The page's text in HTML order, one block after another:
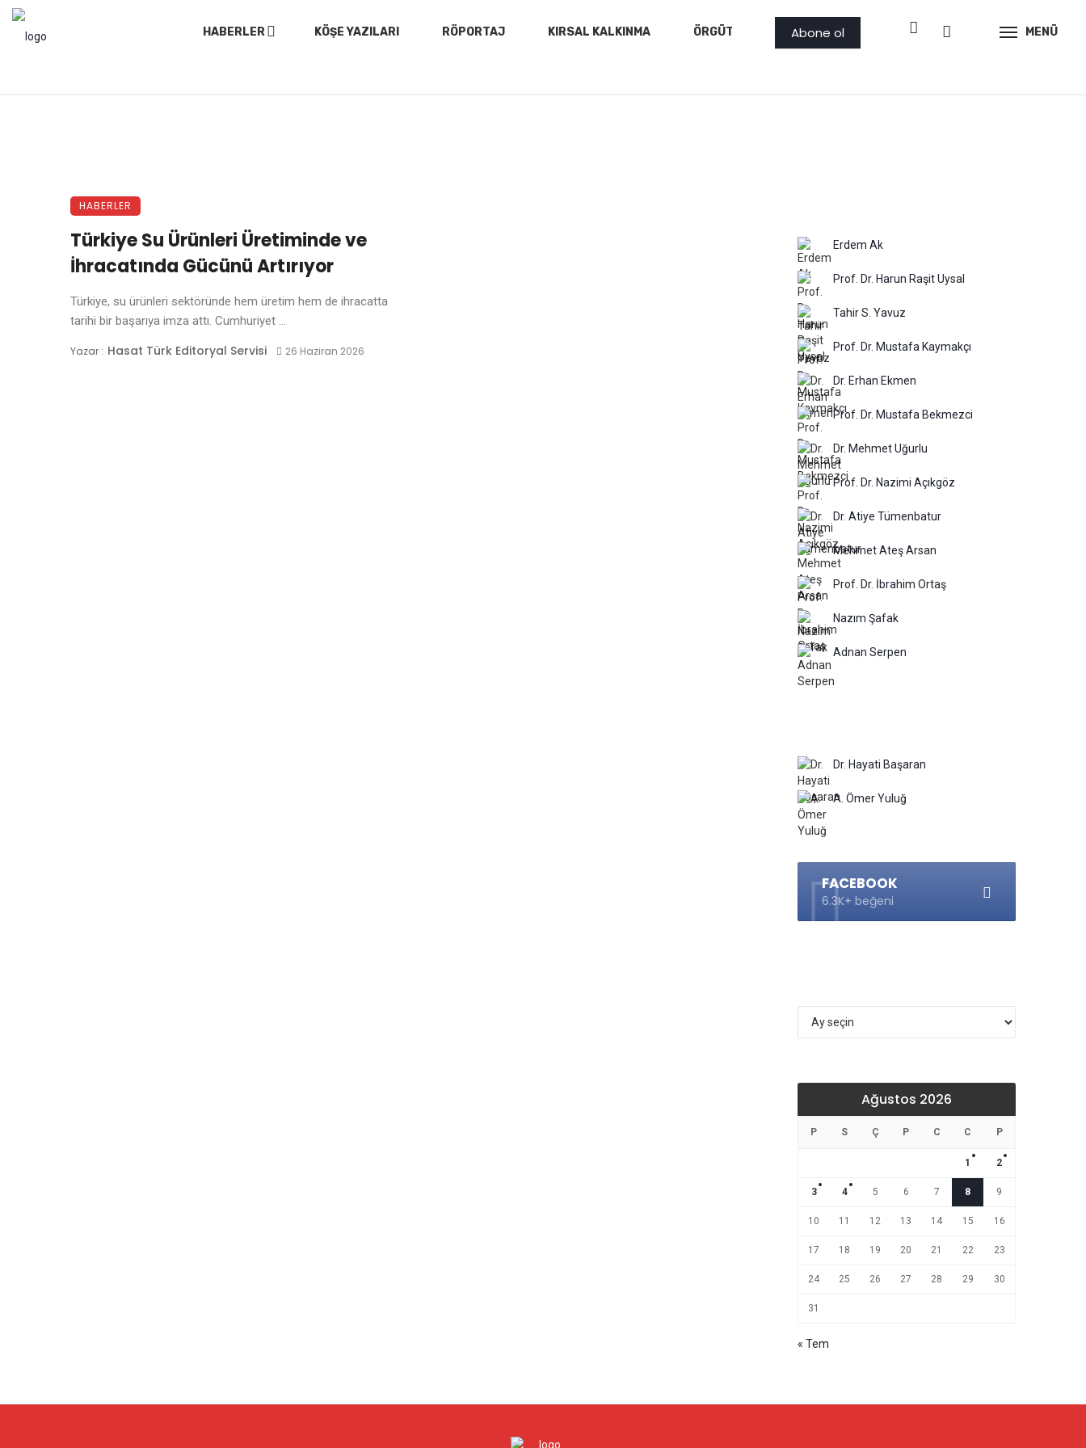
HABERLER KÖŞE YAZILARI RÖPORTAJ KIRSAL KALKINMA ÖRGÜTLER PROJE AMBAR GÖRSEL
Abone ol MENÜ
HABERLER
Türkiye Su Ürünleri Üretiminde ve
İhracatında Gücünü Artırıyor
Türkiye, su ürünleri sektöründe hem üretim hem de ihracatta
tarihi bir başarıya imza attı. Cumhuriyet ...
Yazar : Hasat Türk Editoryal Servisi 26 Haziran 2026
Erdem Ak
Prof. Dr. Harun Raşit Uysal
Tahir S. Yavuz
Prof. Dr. Mustafa Kaymakçı
Dr. Erhan Ekmen
Prof. Dr. Mustafa Bekmezci
Dr. Mehmet Uğurlu
Prof. Dr. Nazimi Açıkgöz
Dr. Atiye Tümenbatur
Mehmet Ateş Arsan
Prof. Dr. İbrahim Ortaş
Nazım Şafak
Adnan Serpen
Dr. Hayati Başaran
A. Ömer Yuluğ
FACEBOOK
6.3K+ beğeni
Arşivler
Ağustos 2026
P S Ç P C C P
1 2
3 4 5 6 7 8 9
10 11 12 13 14 15 16
17 18 19 20 21 22 23
24 25 26 27 28 29 30
31
« Tem